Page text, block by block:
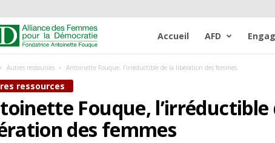
Accueil AFD
Autres ressources Antoinette Fouque, l’irréductible de la libération des femmes
ressources
Fouque, l’irréductible
des femmes